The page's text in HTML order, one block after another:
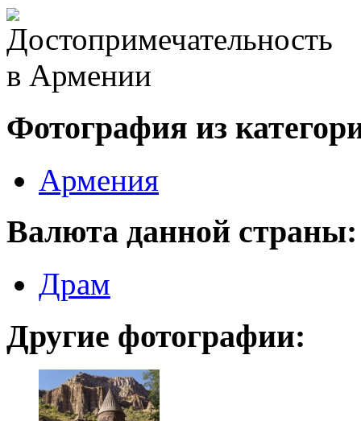
Фотография из
Армения
Валюта данной страны:
Драм
Другие фотографии: